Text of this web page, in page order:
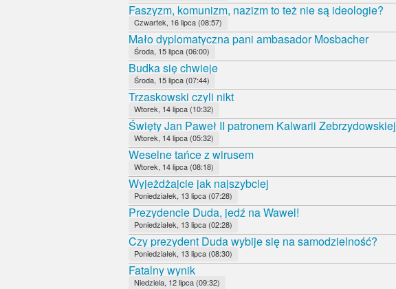
Faszyzm, komunizm, nazizm to też nie są ideologie?
Czwartek, 16 lipca (08:57)
Mało dyplomatyczna pani ambasador Mosbacher
Środa, 15 lipca (06:00)
Budka się chwieje
Środa, 15 lipca (07:44)
Trzaskowski czyli nikt
Wtorek, 14 lipca (10:32)
Święty Jan Paweł II patronem Kalwarii Zebrzydowskiej
Wtorek, 14 lipca (05:32)
Weselne tańce z wirusem
Wtorek, 14 lipca (08:18)
Wyjeżdżajcie jak najszybciej
Poniedziałek, 13 lipca (07:28)
Prezydencie Duda, jedź na Wawel!
Poniedziałek, 13 lipca (02:28)
Czy prezydent Duda wybije się na samodzielność?
Poniedziałek, 13 lipca (08:30)
Fatalny wynik
Niedziela, 12 lipca (09:32)